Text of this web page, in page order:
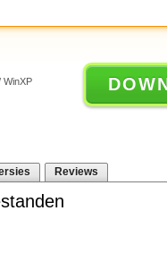
WinXP
Reviews